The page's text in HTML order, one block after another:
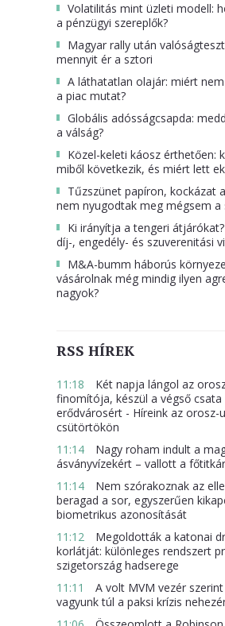
Volatilitás mint üzleti modell:
a pénzügyi szereplők?
Magyar rally után
mennyit ér a sztori
A láthatatlan olajár: miért
a piac mutat?
Globális adósságcsapda:
a válság?
Közel-keleti káosz érthetően:
miből következik, és miért lett
Tűzszünet papíron, kockázat
nem nyugodtak meg mégsem a
Ki irányítja a tengeri
díj-, engedély- és szuverenitási
M&A-bumm háborús
vásárolnak még mindig ilyen
nagyok?
RSS HÍREK
11:18
Két napja lángol az
finomítója, készül a végső csata
erődvárosért - Híreink az orosz-
csütörtökön
11:14
Nagy roham indult a
ásványvízekért – vallott a
11:14
Nem szórakoznak az
beragad a sor, egyszerűen
biometrikus azonosítását
11:12
Megoldották a katonai
korlátját: különleges rendszert
szigetország hadserege
11:11
A volt MVM vezér
vagyunk túl a paksi krízis